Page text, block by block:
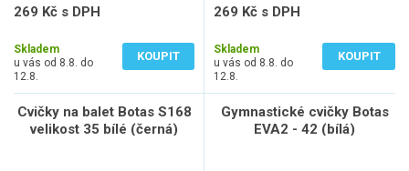
269 Kč s DPH
Skladem
u vás od 8.8. do
12.8.
KOUPIT
269 Kč s DPH
Skladem
u vás od 8.8. do
12.8.
KOUPIT
Cvičky na balet Botas S168
velikost 35 bílé (černá)
Gymnastické cvičky Botas
EVA2 - 42 (bílá)